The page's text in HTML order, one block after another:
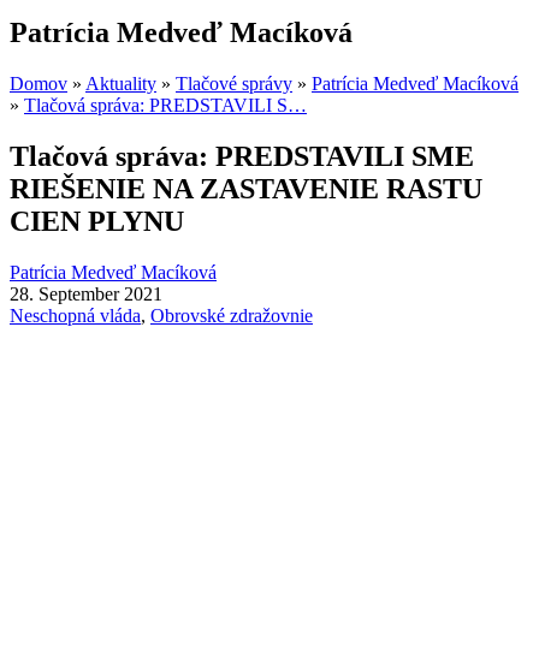
Patrícia Medveď Macíková
Domov » Aktuality » Tlačové správy » Patrícia Medveď Macíková
» Tlačová správa: PREDSTAVILI S…
Tlačová správa: PREDSTAVILI SME
RIEŠENIE NA ZASTAVENIE RASTU
CIEN PLYNU
Patrícia Medveď Macíková
28. September 2021
Neschopná vláda, Obrovské zdražovnie